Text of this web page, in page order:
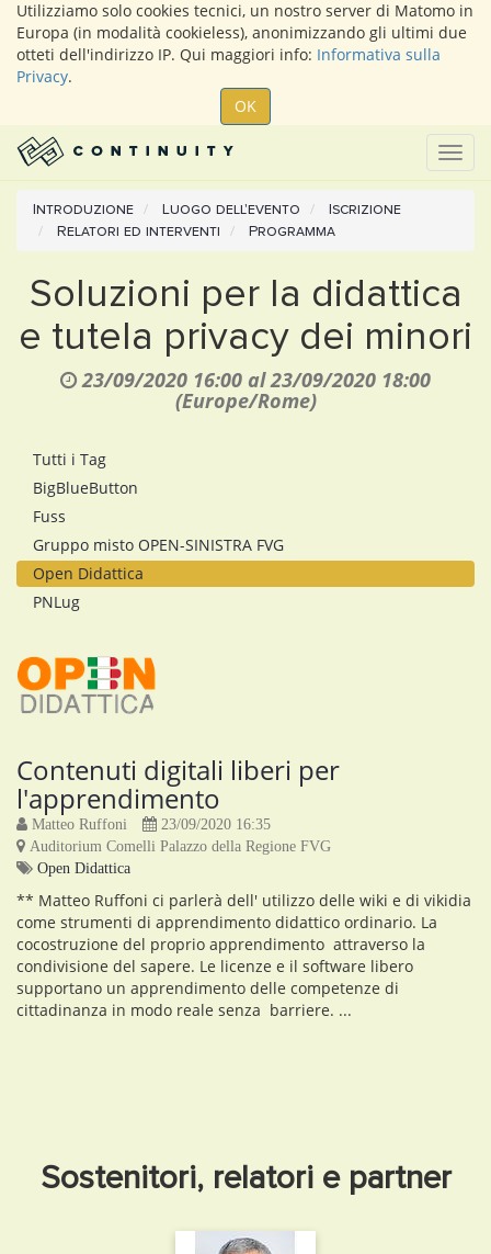
Utilizziamo solo cookies tecnici, un nostro server di Matomo in
Europa (in modalità cookieless), anonimizzando gli ultimi due
otteti dell'indirizzo IP. Qui maggiori info: Informativa sulla
Privacy.
OK
Introduzione
Luogo dell'evento
Iscrizione
Relatori ed interventi
Programma
Soluzioni per la didattica
e tutela privacy dei minori
23/09/2020 16:00 al23/09/2020 18:00
(Europe/Rome)
Tutti i Tag
BigBlueButton
Fuss
Gruppo misto OPEN-SINISTRA FVG
Open Didattica
PNLug
Contenuti digitali liberi per
l'apprendimento
Matteo Ruffoni
23/09/2020 16:35
Auditorium Comelli Palazzo della Regione FVG
Open Didattica
** Matteo Ruffoni ci parlerà dell' utilizzo delle wiki e di vikidia
come strumenti di apprendimento didattico ordinario. La
cocostruzione del proprio apprendimento attraverso la
condivisione del sapere. Le licenze e il software libero
supportano un apprendimento delle competenze di
cittadinanza in modo reale senza barriere. ...
Sostenitori, relatori e partner